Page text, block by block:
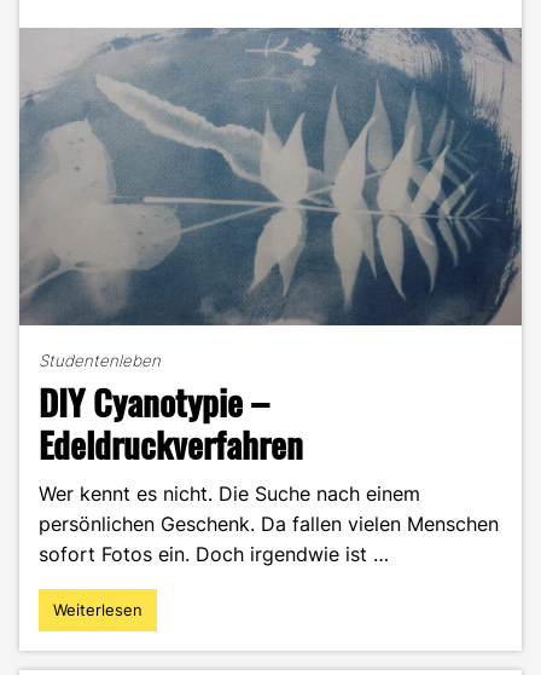
Studentenleben
DIY Cyanotypie –
Edeldruckverfahren
Wer kennt es nicht. Die Suche nach einem
persönlichen Geschenk. Da fallen vielen Menschen
sofort Fotos ein. Doch irgendwie ist …
"DIY
Cyanotypie
Weiterlesen